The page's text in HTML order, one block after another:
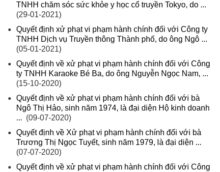
TNHH chăm sóc sức khỏe y học cổ truyền Tokyo, do ...
(29-01-2021)
Quyết định xử phạt vi phạm hành chính đối với Công ty
TNHH Dịch vụ Truyền thông Thành phố, do ông Ngô ...
(05-01-2021)
Quyết định về xử phạt vi phạm hành chính đối với Công
ty TNHH Karaoke Bé Ba, do ông Nguyễn Ngọc Nam, ...
(15-10-2020)
Quyết định về xử phạt vi phạm hành chính đối với bà
Ngô Thị Hảo, sinh năm 1974, là đại diện Hộ kinh doanh
... (09-07-2020)
Quyết định về Xử phạt vi phạm hành chính đối với bà
Trương Thị Ngọc Tuyết, sinh năm 1979, là đại diện ...
(07-07-2020)
Quyết định về xử phạt vi phạm hành chính đối với Công